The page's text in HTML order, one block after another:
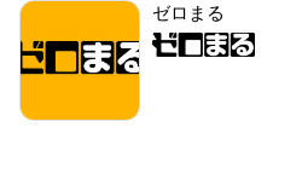
ゼロまる